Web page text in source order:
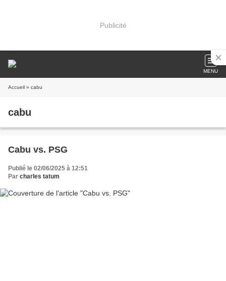
Publicité
MENU
Accueil » cabu
cabu
Cabu vs. PSG
Publié le 02/06/2025 à 12:51
Par charles tatum